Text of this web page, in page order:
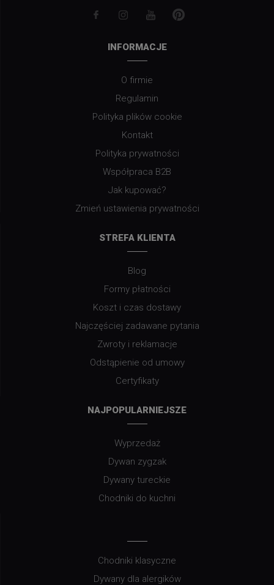
INFORMACJE
O firmie
Regulamin
Polityka plików cookie
Kontakt
Polityka prywatności
Współpraca B2B
Jak kupować?
Zmień ustawienia prywatności
STREFA KLIENTA
Blog
Formy płatności
Koszt i czas dostawy
Najczęściej zadawane pytania
Zwroty i reklamacje
Odstąpienie od umowy
Certyfikaty
NAJPOPULARNIEJSZE
Wyprzedaż
Dywan zygzak
Dywany tureckie
Chodniki do kuchni
Chodniki klasyczne
Dywany dla alergików